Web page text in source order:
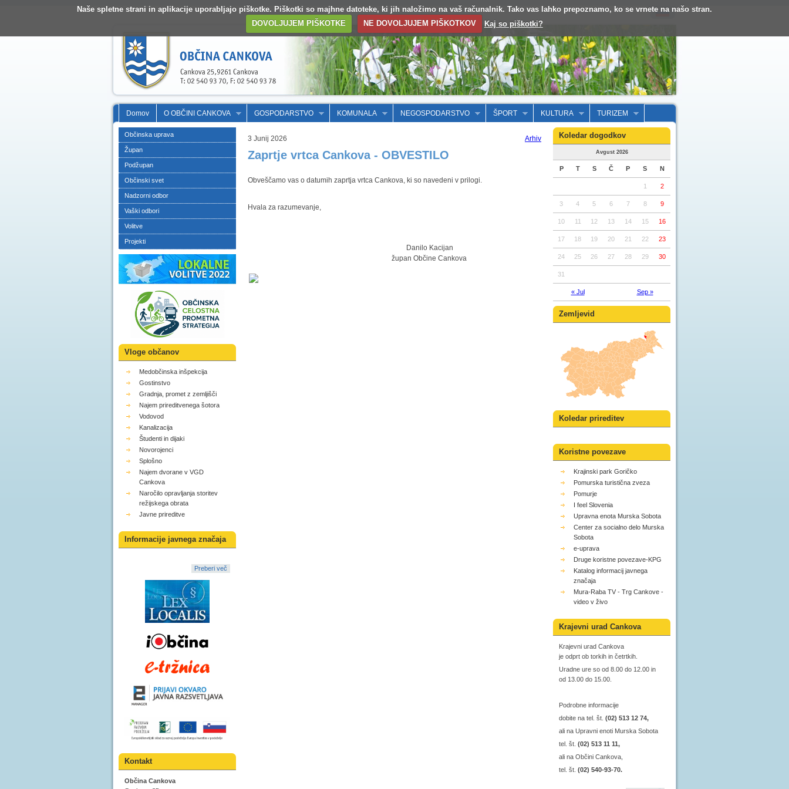
Naše spletne strani in aplikacije uporabljajo piškotke. Piškotki so majhne datoteke, ki jih naložimo na vaš računalnik. Tako vas lahko prepoznamo, ko se vrnete na našo stran.
DOVOLJUJEM PIŠKOTKE
NE DOVOLJUJEM PIŠKOTKOV Kaj so piškotki?
Domov O OBČINI CANKOVA GOSPODARSTVO KOMUNALA NEGOSPODARSTVO ŠPORT KULTURA TURIZEM
Občinska uprava
Župan
Podžupan
Občinski svet
Nadzorni odbor
Vaški odbori
Volitve
Projekti
Vloge občanov
Medobčinska inšpekcija
Gostinstvo
Gradnja, promet z zemljišči
Najem prireditvenega šotora
Vodovod
Kanalizacija
Študenti in dijaki
Novorojenci
Splošno
Najem dvorane v VGD
Cankova
Naročilo opravljanja storitev
režijskega obrata
Javne prireditve
Informacije javnega značaja
Preberi več
Kontakt
Občina Cankova
3 Junij 2026 Arhiv
Zaprtje vrtca Cankova - OBVESTILO
Obveščamo vas o datumih zaprtja vrtca Cankova, ki so navedeni v prilogi.
Hvala za razumevanje,
Danilo Kacijan
župan Občine Cankova
Koledar dogodkov
Avgust 2026
P T S Č P S N
« Jul Sep »
1 2
3 4 5 6 7 8 9
10 11 12 13 14 15 16
17 18 19 20 21 22 23
24 25 26 27 28 29 30
31
Zemljevid
Koledar prireditev
Koristne povezave
Krajinski park Goričko
Pomurska turistična zveza
Pomurje
I feel Slovenia
Upravna enota Murska Sobota
Center za socialno delo Murska
Sobota
e-uprava
Druge koristne povezave-KPG
Katalog informacij javnega
značaja
Mura-Raba TV - Trg Cankove -
video v živo
Krajevni urad Cankova
Krajevni urad Cankova
je odprt ob torkih in četrtkih.
Uradne ure so od 8.00 do 12.00 in
od 13.00 do 15.00.
Podrobne informacije
dobite na tel. št. (02) 513 12 74,
ali na Upravni enoti Murska Sobota
tel. št. (02) 513 11 11,
ali na Občini Cankova,
tel. št. (02) 540-93-70.